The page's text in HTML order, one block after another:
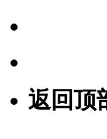
返回顶